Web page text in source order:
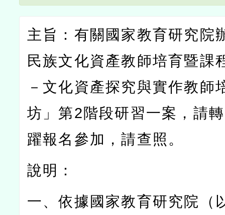
主旨：有關國家教育研究院
民族文化資產教師培育暨課
－文化資產探究與實作教師
坊」第2階段研習一案，請
躍報名參加，請查照。
說明：
一、依據國家教育研究院（